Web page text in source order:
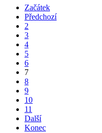
Začátek
Předchozí
2
3
4
5
6
7
8
9
10
11
Další
Konec